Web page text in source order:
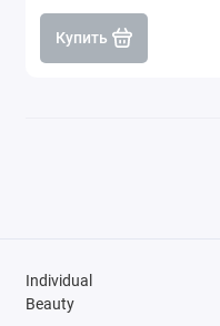
Купить
Individual
Beauty